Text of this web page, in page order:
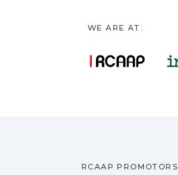
WE ARE AT:
RCAAP PROMOTORS